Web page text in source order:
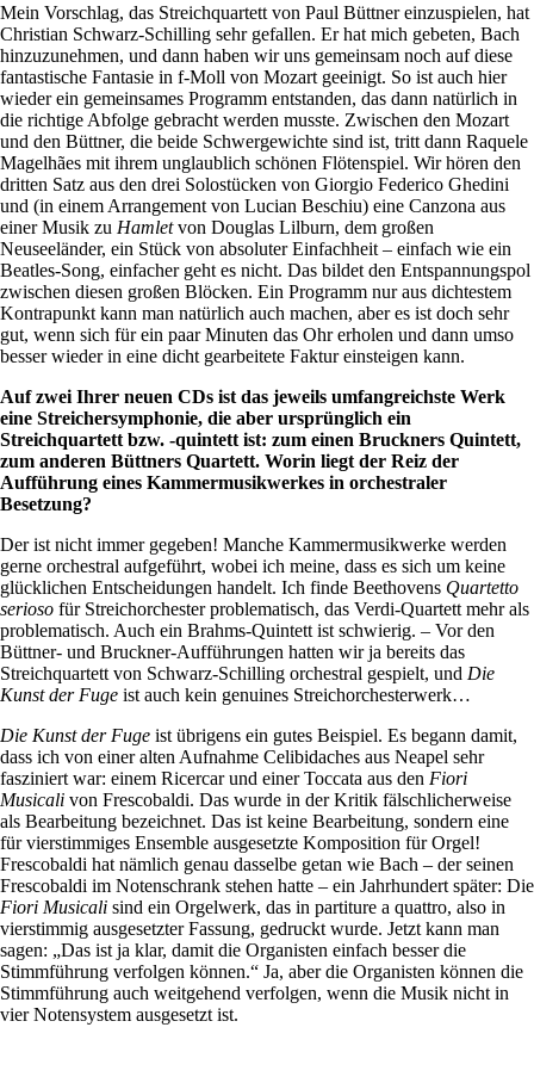
Mein Vorschlag, das Streichquartett von Paul Büttner einzuspielen, hat
Christian Schwarz-Schilling sehr gefallen. Er hat mich gebeten, Bach
hinzuzunehmen, und dann haben wir uns gemeinsam noch auf diese
fantastische Fantasie in f-Moll von Mozart geeinigt. So ist auch hier
wieder ein gemeinsames Programm entstanden, das dann natürlich in
die richtige Abfolge gebracht werden musste. Zwischen den Mozart
und den Büttner, die beide Schwergewichte sind ist, tritt dann Raquele
Magelhães mit ihrem unglaublich schönen Flötenspiel. Wir hören den
dritten Satz aus den drei Solostücken von Giorgio Federico Ghedini
und (in einem Arrangement von Lucian Beschiu) eine Canzona aus
einer Musik zu Hamletvon Douglas Lilburn, dem großen
Neuseeländer, ein Stück von absoluter Einfachheit – einfach wie ein
Beatles-Song, einfacher geht es nicht. Das bildet den Entspannungspol
zwischen diesen großen Blöcken. Ein Programm nur aus dichtestem
Kontrapunkt kann man natürlich auch machen, aber es ist doch sehr
gut, wenn sich für ein paar Minuten das Ohr erholen und dann umso
besser wieder in eine dicht gearbeitete Faktur einsteigen kann.
Auf zwei Ihrer neuen CDs ist das jeweils umfangreichste Werk
eine Streichersymphonie, die aber ursprünglich ein
Streichquartett bzw. -quintett ist: zum einen Bruckners Quintett,
zum anderen Büttners Quartett. Worin liegt der Reiz der
Aufführung eines Kammermusikwerkes in orchestraler
Besetzung?
Der ist nicht immer gegeben! Manche Kammermusikwerke werden
gerne orchestral aufgeführt, wobei ich meine, dass es sich um keine
glücklichen Entscheidungen handelt. Ich finde Beethovens Quartetto
serioso für Streichorchester problematisch, das Verdi-Quartett mehr als
problematisch. Auch ein Brahms-Quintett ist schwierig. – Vor den
Büttner- und Bruckner-Aufführungen hatten wir ja bereits das
Streichquartett von Schwarz-Schilling orchestral gespielt, und Die
Kunst der Fuge ist auch kein genuines Streichorchesterwerk…
Die Kunst der Fuge ist übrigens ein gutes Beispiel. Es begann damit,
dass ich von einer alten Aufnahme Celibidaches aus Neapel sehr
fasziniert war: einem Ricercar und einer Toccata aus den Fiori
Musicali von Frescobaldi. Das wurde in der Kritik fälschlicherweise
als Bearbeitung bezeichnet. Das ist keine Bearbeitung, sondern eine
für vierstimmiges Ensemble ausgesetzte Komposition für Orgel!
Frescobaldi hat nämlich genau dasselbe getan wie Bach – der seinen
Frescobaldi im Notenschrank stehen hatte – ein Jahrhundert später: Die
Fiori Musicali sind ein Orgelwerk, das in partiture a quattro, also in
vierstimmig ausgesetzter Fassung, gedruckt wurde. Jetzt kann man
sagen: „Das ist ja klar, damit die Organisten einfach besser die
Stimmführung verfolgen können.“ Ja, aber die Organisten können die
Stimmführung auch weitgehend verfolgen, wenn die Musik nicht in
vier Notensystem ausgesetzt ist.